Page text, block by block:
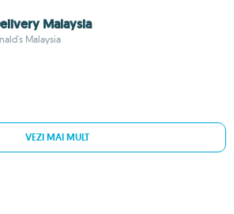
Malaysia
Malaysia
VEZI MAI MULT